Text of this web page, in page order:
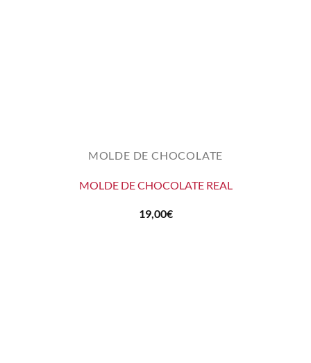
MOLDE DE CHOCOLATE
MOLDE DE CHOCOLATE REAL
19,00€